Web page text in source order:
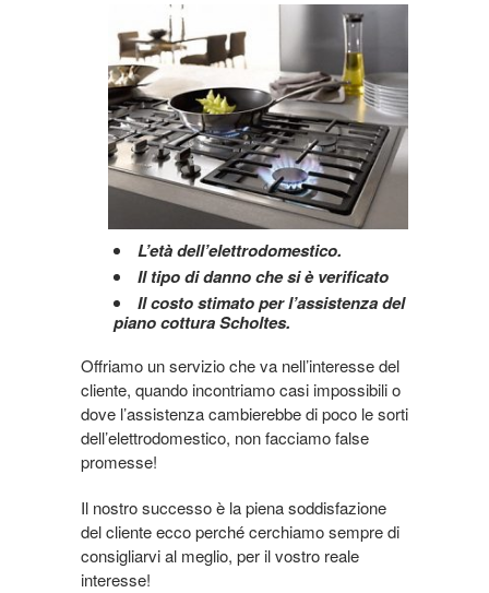
L’età dell’elettrodomestico.
Il tipo di danno che si è verificato
Il costo stimato per l’assistenza del
piano cottura Scholtes.
Offriamo un servizio che va nell’interesse del
cliente, quando incontriamo casi impossibili o
dove l’assistenza cambierebbe di poco le sorti
dell’elettrodomestico, non facciamo false
promesse!
Il nostro successo è la piena soddisfazione
del cliente ecco perché cerchiamo sempre di
consigliarvi al meglio, per il vostro reale
interesse!